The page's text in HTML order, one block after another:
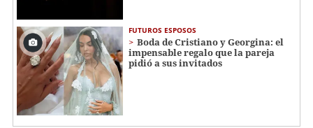
FUTUROS ESPOSOS
Boda de Cristiano y Georgina: el
impensable regalo que la pareja
pidió a sus invitados